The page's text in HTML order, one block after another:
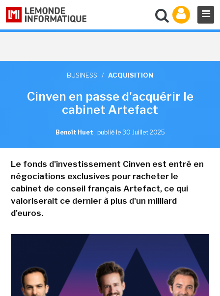
BUSINESS / ACQUISITION
Cinven en passe d'acquérir le
cabinet Artefact
Benoît Huet , publié le 30 Juillet 2025
Le fonds d'investissement Cinven est entré en
négociations exclusives pour racheter le
cabinet de conseil français Artefact, ce qui
valoriserait ce dernier à plus d'un milliard
d'euros.